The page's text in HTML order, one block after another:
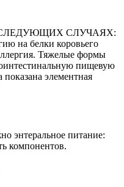
СЛУЧАЯХ:
на белки коровьего
Тяжелые формы
пищевую
элементная
энтеральное питание:
компонентов.